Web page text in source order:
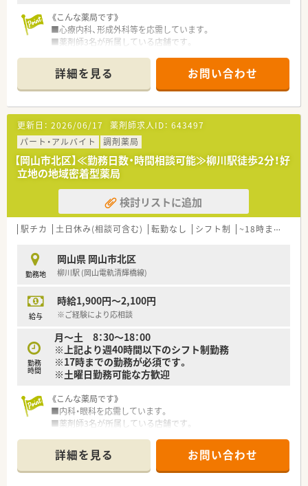
《こんな薬局です》
■心療内科、形成外科等を応需しています。
■薬剤師3名が所属している店舗です。
《設備充実》
■全店舗で錠剤監査システム導入しています。
《研修制度》
■現場の先輩薬剤師より指導だけでなく、会社としても研修体制
が整っています。
《法人特徴》
■岡山県内を中心に15店舗展開の地元調剤薬局チェーンで
す。
地域密着型の店舗を目指し、全店舗の健康サポート機能に向けて
取り組みをされています。
■個人在宅業務だけでなく、自社運営の介護事業との地域ケア連
■特色のある応需先が特徴で漢方内科・総合病院・在宅中心の店
舗などご経験を積むことができます。
■調剤設備が大変充実。省力化計画続行中です。
剤分包機などの連動化（オンラインシステム）、全自動散薬分包機
の導入など、省力化をはかっています。
＜こんな方にもオススメ＞
■ワークライフバランスを大切にしたい方
■設備機器が整った環境で働きたい方
詳細を見る お問い合わせ
更新日： 2026/06/17 薬剤師求人ID： 643497
パート・アルバイト
調剤薬局
【岡山市北区】≪勤務日数・時間相談可能≫柳川駅徒歩2分！好
立地の地域密着型薬局
検討リストに追加
駅チカ 土日休み(相談可含む) 転勤なし シフト制 ~18時までの職場
勤務地
岡山県 岡山市北区
柳川駅 (岡山電軌清輝橋線)
給与
時給1,900円～2,100円
※ご経験により応相談
勤務
時間
月～土 8：30～18：00
※上記より週40時間以下のシフト制勤務
※17時までの勤務が必須です。
※土曜日勤務可能な方歓迎
《こんな薬局です》
■内科・眼科を応需しています。
■薬剤師3名が所属している店舗です。
《設備充実》
■全店舗で錠剤監査システム導入しています。
詳細を見る お問い合わせ